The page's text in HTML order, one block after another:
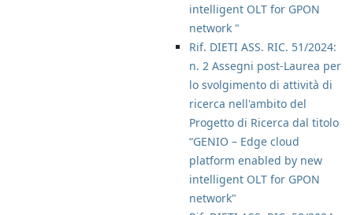
intelligent OLT for GPON
network "
Rif. DIETI ASS. RIC. 51/2024:
n. 2 Assegni post-Laurea per
lo svolgimento di attività di
ricerca nell'ambito del
Progetto di Ricerca dal titolo
“GENIO – Edge cloud
platform enabled by new
intelligent OLT for GPON
network"